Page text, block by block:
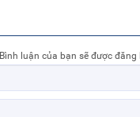
Bình luận của bạn sẽ được